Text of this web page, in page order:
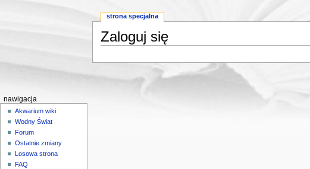
Zaloguj się
strona specjalna
nawigacja
Akwarium wiki
Wodny Świat
Forum
Ostatnie zmiany
Losowa strona
FAQ